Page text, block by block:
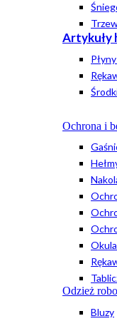
Artykuły
Ochrona i
Odzież
Bluzy